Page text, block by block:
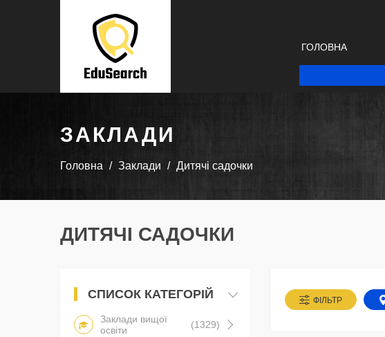
ГОЛОВНА
ЗАКЛАДИ
Головна Заклади Дитячі садочки
ДИТЯЧІ САДОЧКИ
ФІЛЬТР
СПИСОК КАТЕГОРІЙ
Заклади вищої
освіти
(1329)